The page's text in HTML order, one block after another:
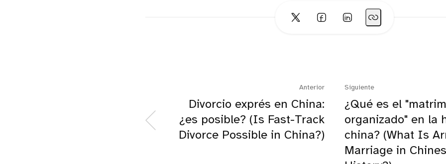
Siguiente
¿Qué es el
organizado" en la
china? (What Is
Marriage in
Anterior
Divorcio exprés en China:
¿es posible? (Is Fast-Track
Divorce Possible in China?)